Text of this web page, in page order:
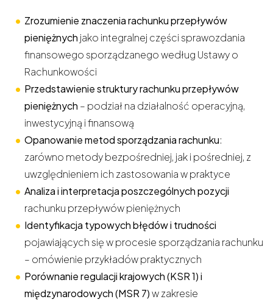
Zrozumienie znaczenia rachunku przepływów
pieniężnych jako integralnej części sprawozdania
finansowego sporządzanego według Ustawy o
Rachunkowości
Przedstawienie struktury rachunku przepływów
pieniężnych – podział na działalność operacyjną,
inwestycyjną i finansową
Opanowanie metod sporządzania rachunku:
zarówno metody bezpośredniej, jak i pośredniej, z
uwzględnieniem ich zastosowania w praktyce
Analiza i interpretacja poszczególnych pozycji
rachunku przepływów pieniężnych
Identyfikacja typowych błędów i trudności
pojawiających się w procesie sporządzania rachunku
– omówienie przykładów praktycznych
Porównanie regulacji krajowych (KSR 1)i
międzynarodowych (MSR 7)w zakresie